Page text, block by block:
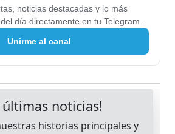
noticias destacadas y lo más
día directamente en tu Telegram.
Unirme al canal